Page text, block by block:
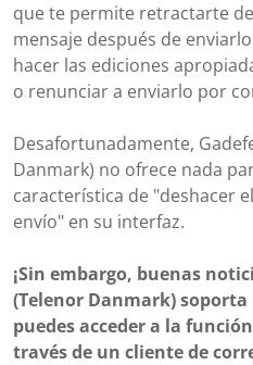
que te permite retractarte
mensaje después de
hacer las ediciones
o renunciar a enviarlo por
Desafortunadamente,
Danmark) no ofrece nada
característica de "deshacer
envío" en su interfaz.
¡Sin embargo, buenas
(Telenor Danmark) soporta
puedes acceder a la
través de un cliente de